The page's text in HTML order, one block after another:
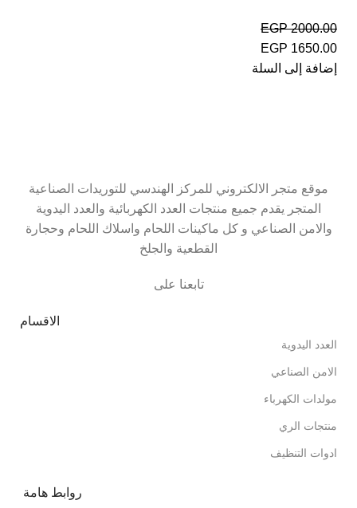
EGP2000.00
EGP 1650.00
إضافة إلى السلة
موقع متجر الالكتروني للمركز الهندسي للتوريدات الصناعية
المتجر يقدم جميع منتجات العدد الكهربائية والعدد اليدوية
والامن الصناعي و كل ماكينات اللحام واسلاك اللحام وحجارة
القطعية والجلخ
تابعنا على
الاقسام
العدد اليدوية
الامن الصناعي
مولدات الكهرباء
منتجات الري
ادوات التنظيف
روابط هامة